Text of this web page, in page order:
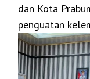
dan Kota
penguatan